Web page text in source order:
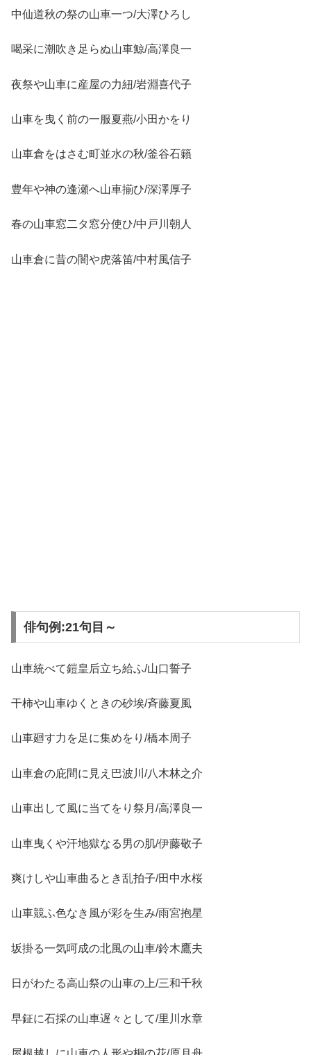
中仙道秋の祭の山車一つ/大澤ひろし
喝采に潮吹き足らぬ山車鯨/高澤良一
夜祭や山車に産屋の力紐/岩淵喜代子
山車を曳く前の一服夏燕/小田かをり
山車倉をはさむ町並水の秋/釜谷石籟
豊年や神の逢瀬へ山車揃ひ/深澤厚子
春の山車窓二タ窓分使ひ/中戸川朝人
山車倉に昔の闇や虎落笛/中村風信子
俳句例:21句目～
山車統べて鎧皇后立ち給ふ/山口誓子
干柿や山車ゆくときの砂埃/斉藤夏風
山車廻す力を足に集めをり/橋本周子
山車倉の庇間に見え巴波川/八木林之介
山車出して風に当てをり祭月/高澤良一
山車曳くや汗地獄なる男の肌/伊藤敬子
爽けしや山車曲るとき乱拍子/田中水桜
山車競ふ色なき風が彩を生み/雨宮抱星
坂掛る一気呵成の北風の山車/鈴木鷹夫
日がわたる高山祭の山車の上/三和千秋
早鉦に石採の山車遅々として/里川水章